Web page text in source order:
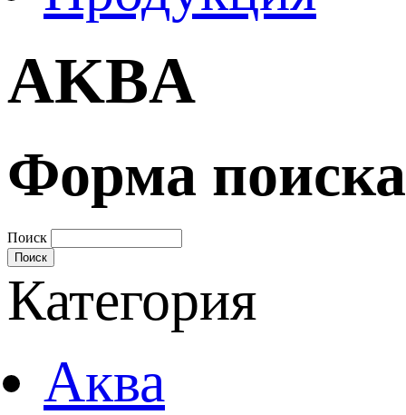
AKBA
Форма поиска
Поиск
Категория
Аква